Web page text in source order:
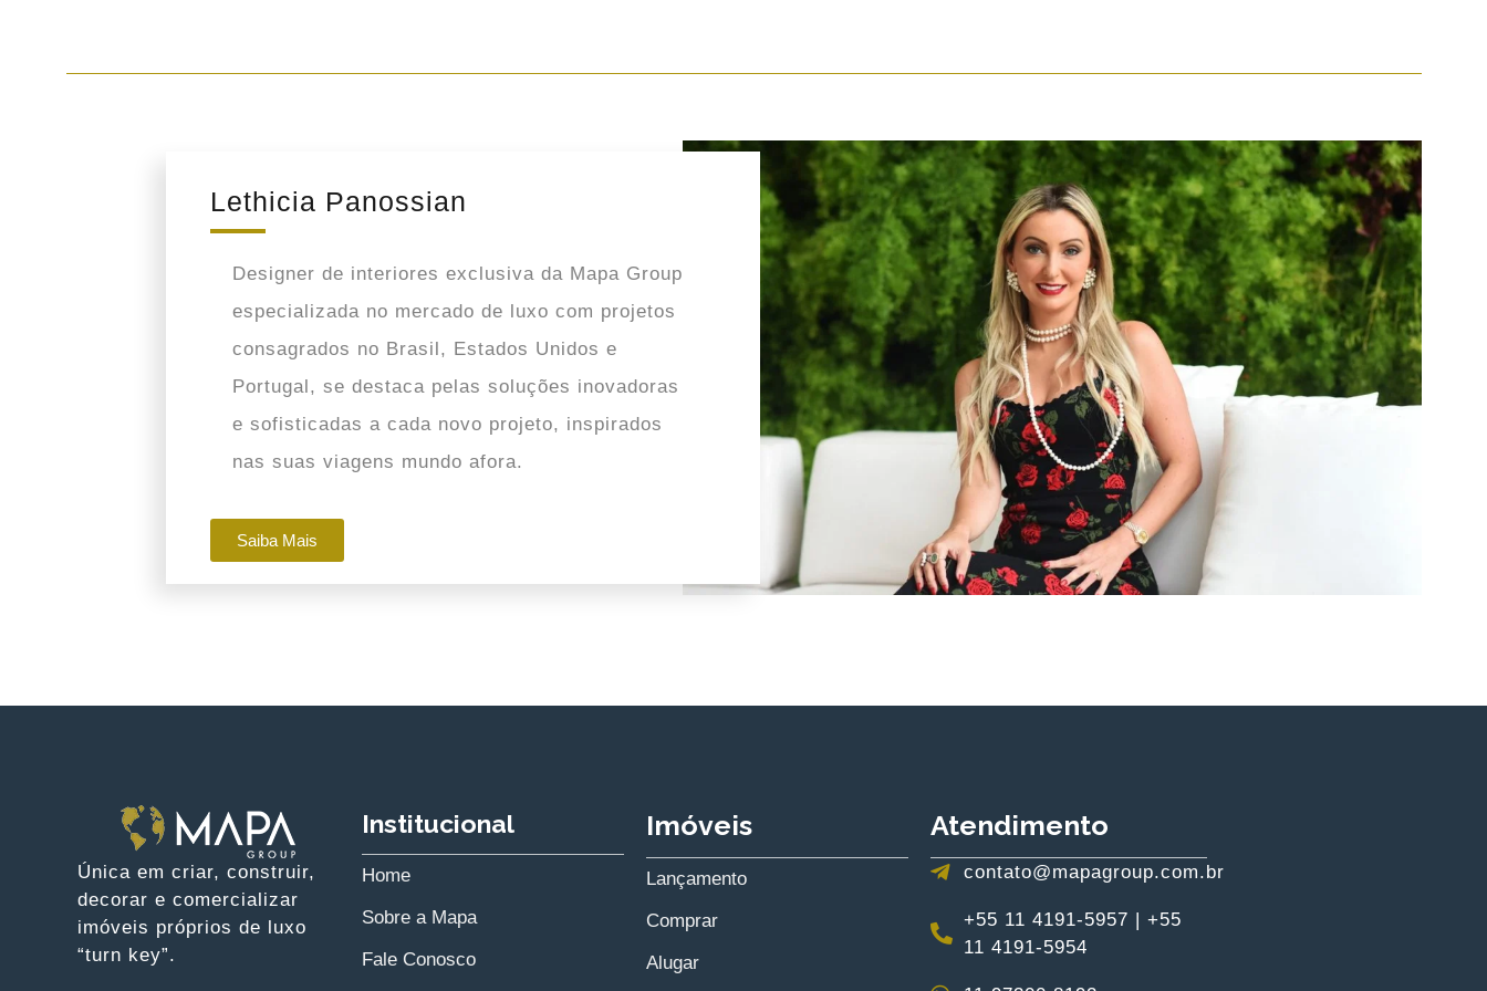
Lethicia Panossian
Designer de interiores exclusiva da Mapa Group
especializada no mercado de luxo com projetos
consagrados no Brasil, Estados Unidos e
Portugal, se destaca pelas soluções inovadoras
e sofisticadas a cada novo projeto, inspirados
nas suas viagens mundo afora.
Saiba Mais
Única em criar, construir,
decorar e comercializar
imóveis próprios de luxo
“turn key”.
Institucional
Home
Sobre a Mapa
Fale Conosco
Imóveis
Lançamento
Comprar
Alugar
Atendimento
contato@mapagroup.com.br
+55 11 4191-5957 | +55
11 4191-5954